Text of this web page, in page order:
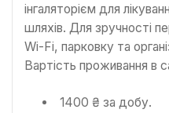
інгаляторієм для
шляхів. Для зручності
Wi-Fi, парковку та
Вартість проживання в
1400 ₴ за добу.